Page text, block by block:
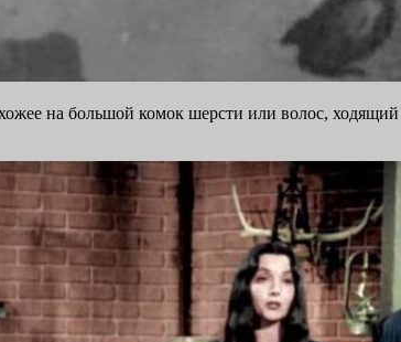
на большой комок шерсти или волос,